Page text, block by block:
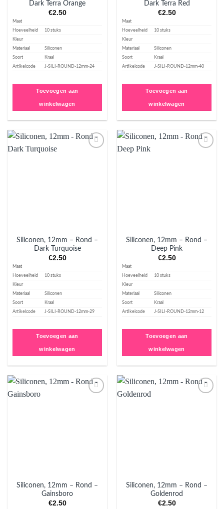
Dark Terra Orange
€2.50
Maat
Hoeveelheid
10 stuks
Kleur
Materiaal
Siliconen
Soort
Kraal
Artikelcode
J-SILI-ROUND-12mm-24
Toevoegen aan
winkelwagen
Dark Terra Red
€2.50
Maat
Hoeveelheid
10 stuks
Kleur
Materiaal
Siliconen
Soort
Kraal
Artikelcode
J-SILI-ROUND-12mm-40
Toevoegen aan
winkelwagen
Siliconen, 12mm – Rond –
Dark Turquoise
€2.50
Maat
Hoeveelheid
10 stuks
Kleur
Materiaal
Siliconen
Soort
Kraal
Artikelcode
J-SILI-ROUND-12mm-29
Toevoegen aan
winkelwagen
Siliconen, 12mm – Rond –
Deep Pink
€2.50
Maat
Hoeveelheid
10 stuks
Kleur
Materiaal
Siliconen
Soort
Kraal
Artikelcode
J-SILI-ROUND-12mm-12
Toevoegen aan
winkelwagen
Siliconen, 12mm – Rond –
Gainsboro
€2.50
Siliconen, 12mm – Rond –
Goldenrod
€2.50